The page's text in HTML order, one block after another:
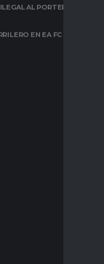
AL PORTERO EN
EN EA FC 26: